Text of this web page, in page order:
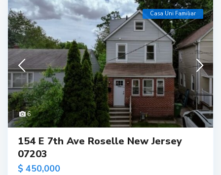
6
Casa Uni Familiar
154 E 7th Ave Roselle New Jersey
07203
$ 450,000